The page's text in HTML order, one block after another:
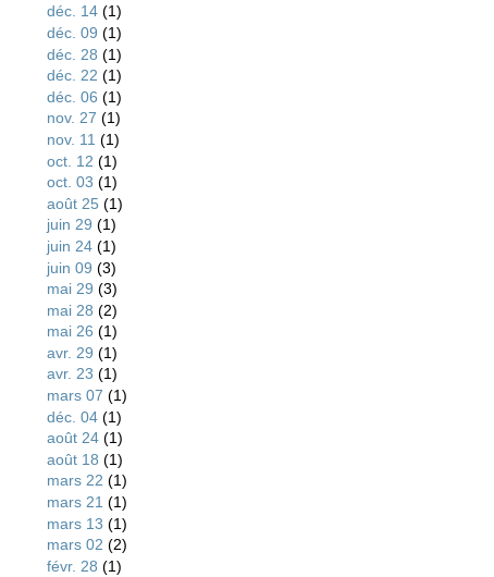
déc. 14 (1)
déc. 09 (1)
déc. 28 (1)
déc. 22 (1)
déc. 06 (1)
nov. 27 (1)
nov. 11 (1)
oct. 12 (1)
oct. 03 (1)
août 25 (1)
juin 29 (1)
juin 24 (1)
juin 09 (3)
mai 29 (3)
mai 28 (2)
mai 26 (1)
avr. 29 (1)
avr. 23 (1)
mars 07 (1)
déc. 04 (1)
août 24 (1)
août 18 (1)
mars 22 (1)
mars 21 (1)
mars 13 (1)
mars 02 (2)
févr. 28 (1)